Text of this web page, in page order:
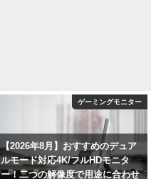
ゲーミングモニター
【2026年8月】おすすめのデュア
ルモード対応4K/フルHDモニタ
ー！二つの解像度で用途に合わせ